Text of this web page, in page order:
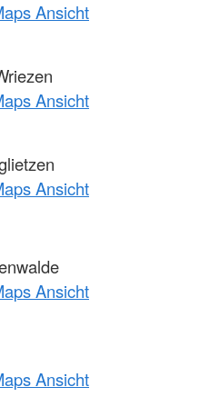
Ansicht
Ansicht
Ansicht
Ansicht
Ansicht